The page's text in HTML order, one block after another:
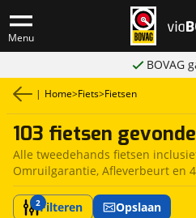
Menu
BOVAG
| Home>Fiets>Fietsen
103 fietsen
Alle tweedehands fietsen
Omruilgarantie, Afleverbeurt en
2Filteren Opslaan